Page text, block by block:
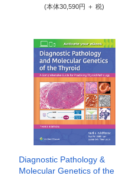
(本体30,590円 ＋ 税)
Diagnostic Pathology &
Molecular Genetics of the